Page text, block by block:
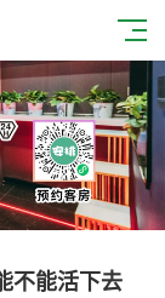
不能活下去